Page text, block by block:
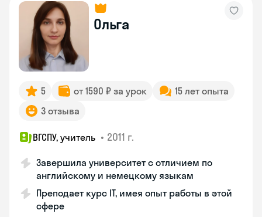
Ольга
5 от 1590 ₽ за урок
15 лет опыта
3 отзыва
ВГСПУ, учитель • 2011 г.
Завершила университет с отличием по
английскому и немецкому языкам
Преподает курс IT, имея опыт работы в этой
сфере